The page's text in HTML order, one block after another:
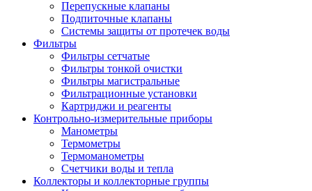
Перепускные клапаны
Подпиточные клапаны
Системы защиты от протечек воды
Фильтры
Фильтры сетчатые
Фильтры тонкой очистки
Фильтры магистральные
Фильтрационные установки
Картриджи и реагенты
Контрольно-измерительные приборы
Манометры
Термометры
Термоманометры
Счетчики воды и тепла
Коллекторы и коллекторные группы